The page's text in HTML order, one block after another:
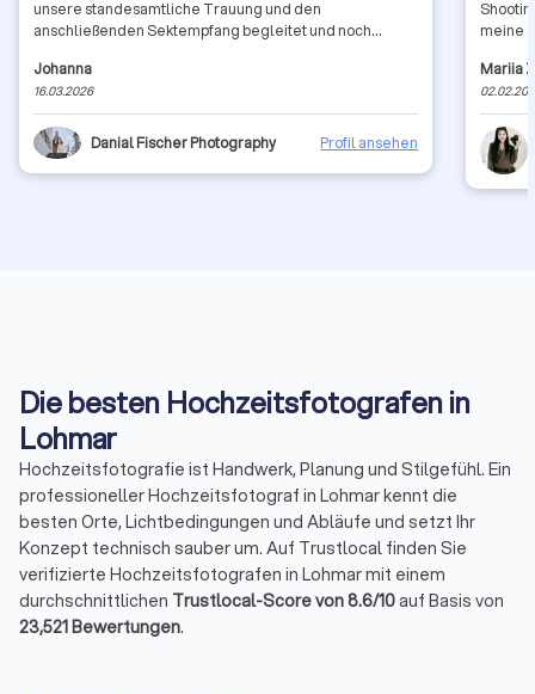
unsere standesamtliche Trauung und den
anschließenden Sektempfang begleitet und noch
auf Anhieb sympathisch und hat einen wunderbaren Job
gemacht. Wir können gar nicht aufhören die Bilder
anzuschauen und den Tag review passieren zu lassen.
Vielen vielen Dank!
Johanna
16.03.2026
Danial Fischer Photography Profil ansehen
meine
ihrer
sofort
ein
Mariia
Die besten Hochzeitsfotografen in
Lohmar
Hochzeitsfotografie ist Handwerk, Planung und Stilgefühl. Ein
professioneller Hochzeitsfotograf in Lohmar kennt die
besten Orte, Lichtbedingungen und Abläufe und setzt Ihr
Konzept technisch sauber um. Auf Trustlocal finden Sie
verifizierte Hochzeitsfotografen in Lohmar mit einem
durchschnittlichen Trustlocal-Score von 8.6/10auf Basis von
23,521 Bewertungen.